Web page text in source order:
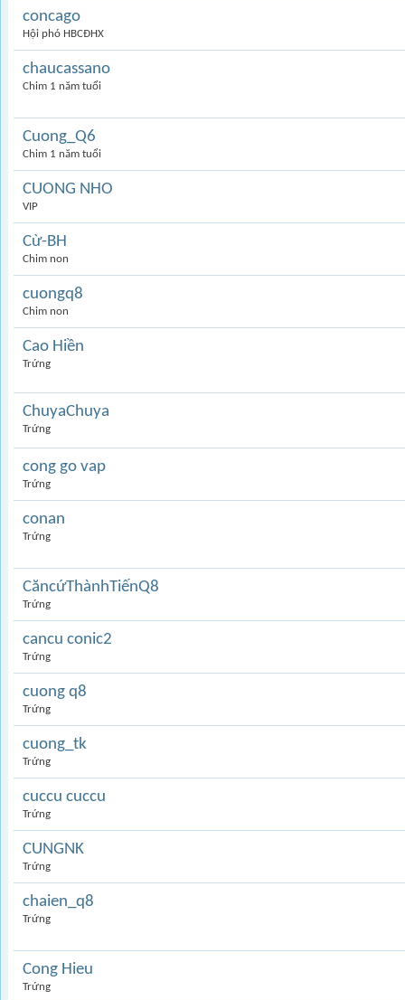
concago
Hội phó HBCĐHX
chaucassano
Chim 1 năm tuổi
Cuong_Q6
Chim 1 năm tuổi
CUONG NHO
VIP
Cừ-BH
Chim non
cuongq8
Chim non
Cao Hiền
Trứng
ChuyaChuya
Trứng
cong go vap
Trứng
conan
Trứng
CăncứThànhTiếnQ8
Trứng
cancu conic2
Trứng
cuong q8
Trứng
cuong_tk
Trứng
cuccu cuccu
Trứng
CUNGNK
Trứng
chaien_q8
Trứng
Cong Hieu
Trứng